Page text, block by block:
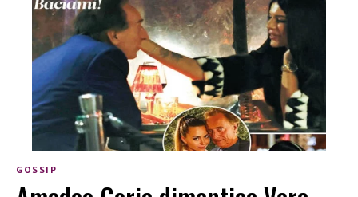
GOSSIP